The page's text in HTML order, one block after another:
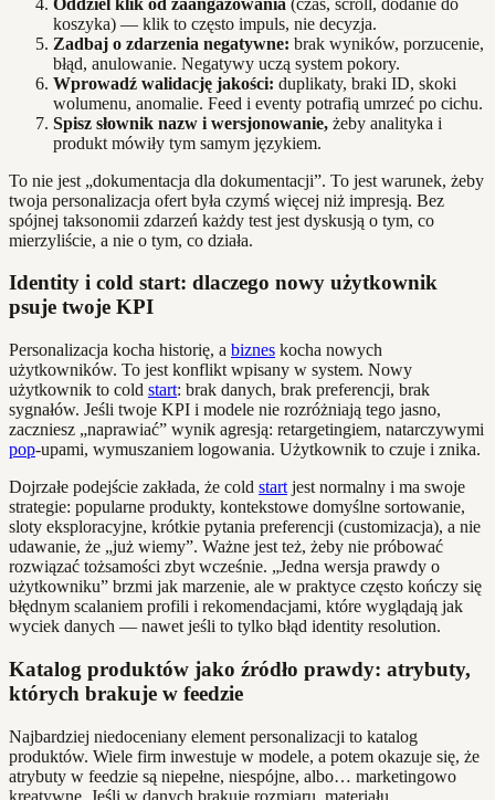
koszyka) — klik to często impuls, nie decyzja.
Zadbaj o zdarzenia negatywne: brak wyników, porzucenie,
błąd, anulowanie. Negatywy uczą system pokory.
Wprowadź walidację jakości: duplikaty, braki ID, skoki
wolumenu, anomalie. Feed i eventy potrafią umrzeć po cichu.
Spisz słownik nazw i wersjonowanie, żeby analityka i
produkt mówiły tym samym językiem.
To nie jest „dokumentacja dla dokumentacji”. To jest warunek, żeby
twoja personalizacja ofert była czymś więcej niż impresją. Bez
spójnej taksonomii zdarzeń każdy test jest dyskusją o tym, co
mierzyliście, a nie o tym, co działa.
Identity i cold start: dlaczego nowy użytkownik
psuje twoje KPI
Personalizacja kocha historię, a biznes kocha nowych
użytkowników. To jest konflikt wpisany w system. Nowy
użytkownik to cold start: brak danych, brak preferencji, brak
sygnałów. Jeśli twoje KPI i modele nie rozróżniają tego jasno,
zaczniesz „naprawiać” wynik agresją: retargetingiem, natarczywymi
pop-upami, wymuszaniem logowania. Użytkownik to czuje i znika.
Dojrzałe podejście zakłada, że cold start jest normalny i ma swoje
strategie: popularne produkty, kontekstowe domyślne sortowanie,
sloty eksploracyjne, krótkie pytania preferencji (customizacja), a nie
udawanie, że „już wiemy”. Ważne jest też, żeby nie próbować
rozwiązać tożsamości zbyt wcześnie. „Jedna wersja prawdy o
użytkowniku” brzmi jak marzenie, ale w praktyce często kończy się
błędnym scalaniem profili i rekomendacjami, które wyglądają jak
wyciek danych — nawet jeśli to tylko błąd identity resolution.
Katalog produktów jako źródło prawdy: atrybuty,
których brakuje w feedzie
Najbardziej niedoceniany element personalizacji to katalog
produktów. Wiele firm inwestuje w modele, a potem okazuje się, że
atrybuty w feedzie są niepełne, niespójne, albo… marketingowo
kreatywne. Jeśli w danych brakuje rozmiaru, materiału,